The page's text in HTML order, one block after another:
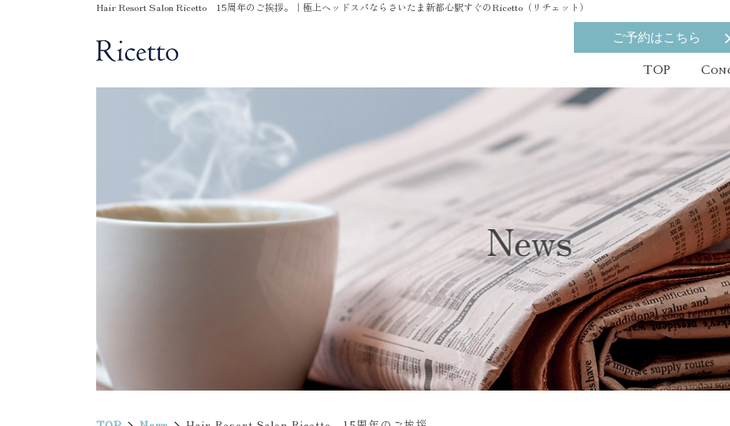
Hair Resort Salon Ricetto 15周年のご挨拶。｜極上ヘッドスパならさいたま新都心駅すぐのRicetto（リチェット）
ご予約はこちら
TOP
News